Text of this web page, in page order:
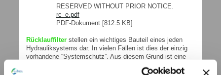
RESERVED WITHOUT PRIOR NOTICE.
rc_e.pdf
PDF-Dokument [812.5 KB]
Rücklauffilter stellen ein wichtiges Bauteil eines jeden
Hydrauliksystems dar. In vielen Fällen ist dies der einzig
vorhandene “Systemschutz”. Aus diesem Grund ist eine
sorgfältige Auswahl erforderlich, um eine maximale
Leistungsfähigkeit des Systems sicherzustellen.